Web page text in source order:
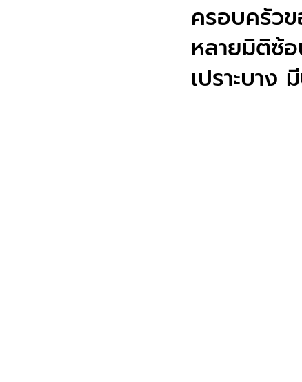
ครอบครัว
หลายมิติซ้
เปราะบาง